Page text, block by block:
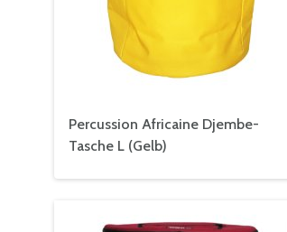
Percussion Africaine Djembe-
Tasche L (Gelb)